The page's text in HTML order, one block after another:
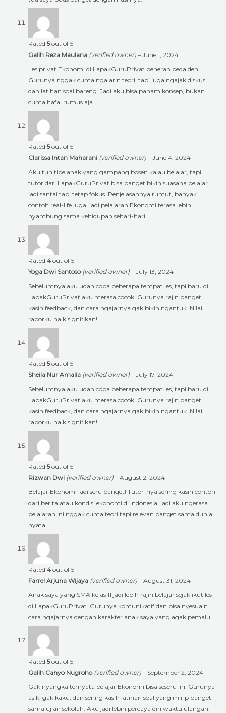
Rated 5out of 5
Galih Reza Maulana (verified owner) – June 1, 2024
Les privat Ekonomi di LapakGuruPrivat beneran beda deh.
Gurunya nggak cuma ngajarin teori, tapi juga ngajak diskusi
dan latihan soal bareng. Jadi aku bisa paham konsep, bukan
cuma hafal rumus aja.
Rated 5out of 5
Clarissa Intan Maharani (verified owner) – June 4, 2024
Aku tuh tipe anak yang gampang bosen kalau belajar, tapi
tutor dari LapakGuruPrivat bisa banget bikin suasana belajar
jadi santai tapi tetap fokus. Penjelasannya runtut, banyak
contoh real-life juga, jadi pelajaran Ekonomi terasa lebih
nyambung sama kehidupan sehari-hari.
Rated 4 out of 5
Yoga Dwi Santoso (verified owner) – July 13, 2024
Sebelumnya aku udah coba beberapa tempat les, tapi baru di
LapakGuruPrivat aku merasa cocok. Gurunya rajin banget
kasih feedback, dan cara ngajarnya gak bikin ngantuk. Nilai
raporku naik signifikan!
Rated 5out of 5
Sheila Nur Amalia (verified owner) – July 17, 2024
Sebelumnya aku udah coba beberapa tempat les, tapi baru di
LapakGuruPrivat aku merasa cocok. Gurunya rajin banget
kasih feedback, dan cara ngajarnya gak bikin ngantuk. Nilai
raporku naik signifikan!
Rated 5out of 5
Rizwan Dwi (verified owner) – August 2, 2024
Belajar Ekonomi jadi seru banget! Tutor-nya sering kasih contoh
dari berita atau kondisi ekonomi di Indonesia, jadi aku ngerasa
pelajaran ini nggak cuma teori tapi relevan banget sama dunia
nyata.
Rated 4 out of 5
Farrel Arjuna Wijaya (verified owner) – August 31, 2024
Anak saya yang SMA kelas 11 jadi lebih rajin belajar sejak ikut les
di LapakGuruPrivat. Gurunya komunikatif dan bisa nyesuain
cara ngajarnya dengan karakter anak saya yang agak pemalu.
Rated 5out of 5
Galih Cahyo Nugroho (verified owner) – September 2, 2024
Gak nyangka ternyata belajar Ekonomi bisa seseru ini. Gurunya
asik, gak kaku, dan sering kasih latihan soal yang mirip banget
sama ujian sekolah. Aku jadi lebih percaya diri waktu ulangan.